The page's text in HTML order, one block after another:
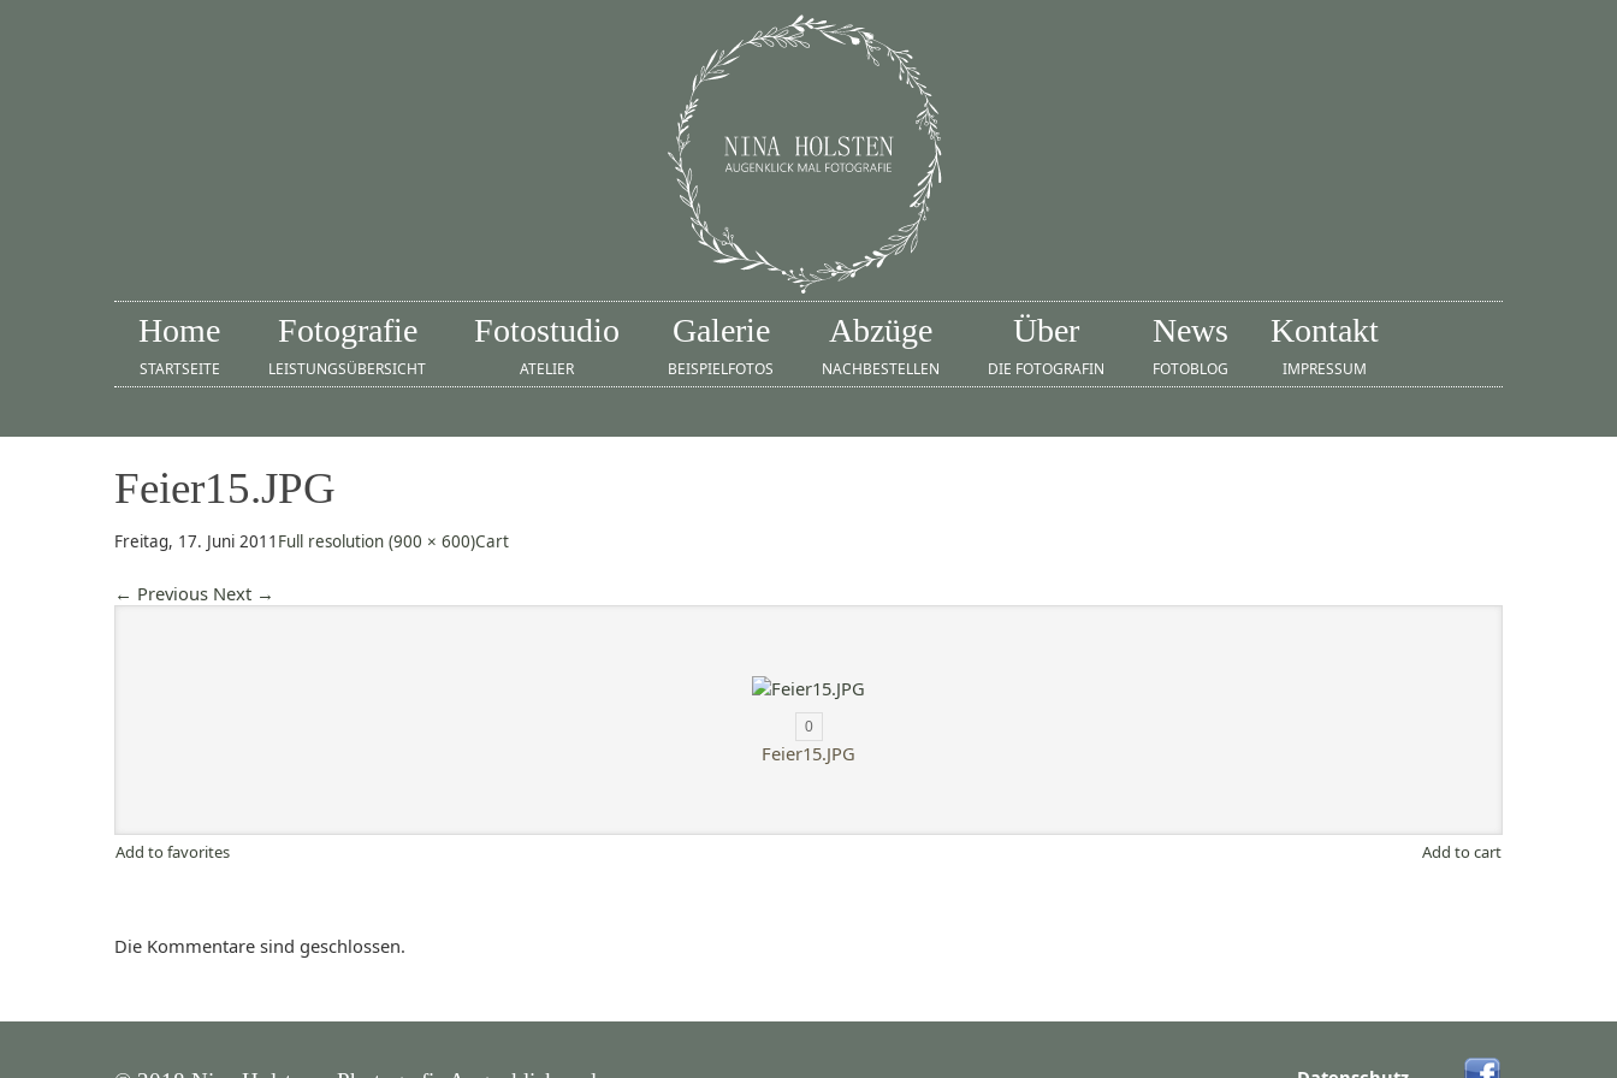
Home
STARTSEITE
Fotografie
LEISTUNGSÜBERSICHT
Fotostudio
ATELIER
Galerie
BEISPIELFOTOS
Abzüge
NACHBESTELLEN
Über
DIE FOTOGRAFIN
News
FOTOBLOG
Kontakt
IMPRESSUM
Feier15.JPG
Freitag, 17. Juni 2011 Full resolution (900 × 600)Cart
← Previous Next →
0
Feier15.JPG
Add to favorites Add to cart
Die Kommentare sind geschlossen.